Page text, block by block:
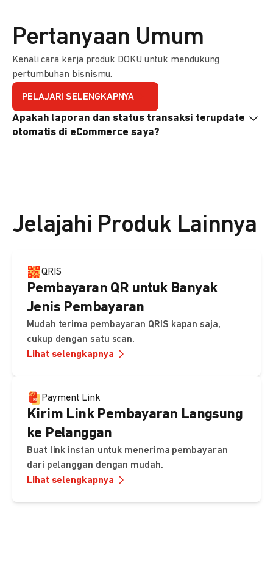
Pertanyaan Umum
Kenali cara kerja produk DOKU untuk mendukung
pertumbuhan bisnismu.
PELAJARI SELENGKAPNYA
Apakah laporan dan status transaksi terupdate
otomatis di eCommerce saya?
Jelajahi Produk Lainnya
QRIS
Pembayaran QR untuk Banyak
Jenis Pembayaran
Mudah terima pembayaran QRIS kapan saja,
cukup dengan satu scan.
Lihat selengkapnya
Payment Link
Kirim Link Pembayaran Langsung
ke Pelanggan
Buat link instan untuk menerima pembayaran
dari pelanggan dengan mudah.
Lihat selengkapnya